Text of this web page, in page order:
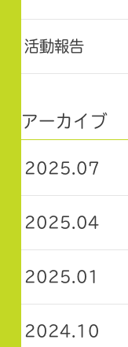
活動報告
アーカイブ
2025.07
2025.04
2025.01
2024.10